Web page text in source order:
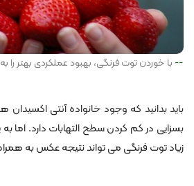
با خوردن توت فرنگی، بهبود عملکردی بهتر را
باید بدانید که وجود خانواده آنتی اکسیدان
بسزایی در کم کردن سطح التهابات دارد. اما
زیاد توت فرنگی می تواند نتیجه عکس به